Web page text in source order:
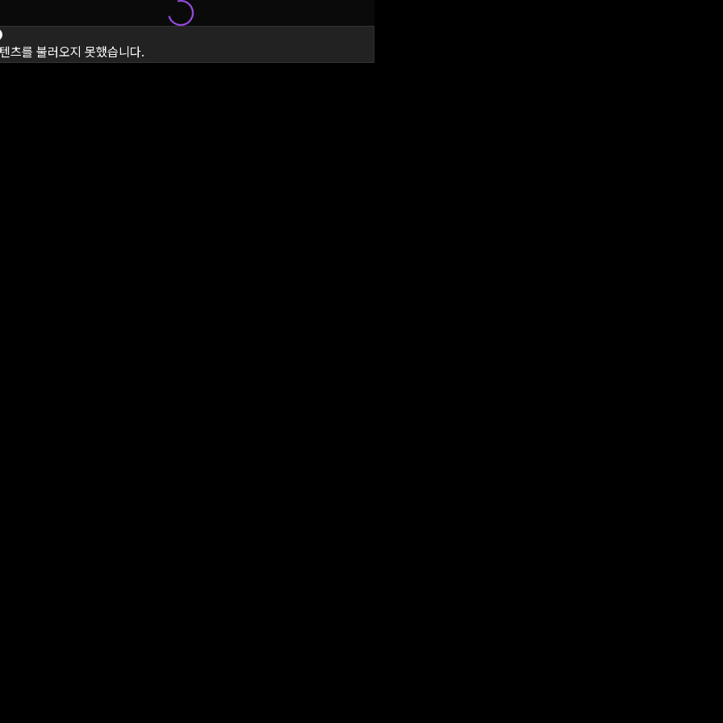
츠를 불러오지 못했습니다.